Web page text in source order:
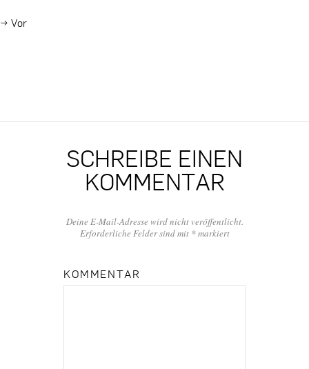
→ Vor
SCHREIBE EINEN
KOMMENTAR
Deine E-Mail-Adresse wird nicht veröffentlicht.
Erforderliche Felder sind mit *markiert
KOMMENTAR